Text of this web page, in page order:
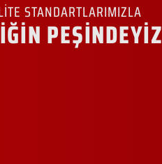
STANDARTLARIMIZLA
PEŞİNDEYİZ